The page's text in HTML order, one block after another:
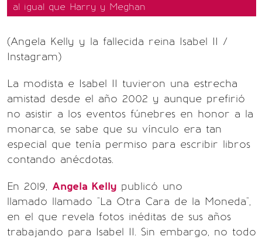
al igual que Harry y Meghan
(Angela Kelly y la fallecida reina Isabel II /
Instagram)
La modista e Isabel II tuvieron una estrecha
amistad desde el año 2002 y aunque prefirió
no asistir a los eventos fúnebres en honor a la
monarca, se sabe que su vínculo era tan
especial que tenía permiso para escribir libros
contando anécdotas.
En 2019, Angela Kelly publicó uno
llamado llamado "La Otra Cara de la Moneda",
en el que revela fotos inéditas de sus años
trabajando para Isabel II. Sin embargo, no todo